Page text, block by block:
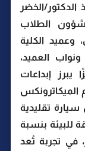
الخضر
الطلاب
وعميد الكلية
العميد،
يبرز إبداعات
الميكاترونكس
تقليدية
للبيئة بنسبة
في تجربة تُعد